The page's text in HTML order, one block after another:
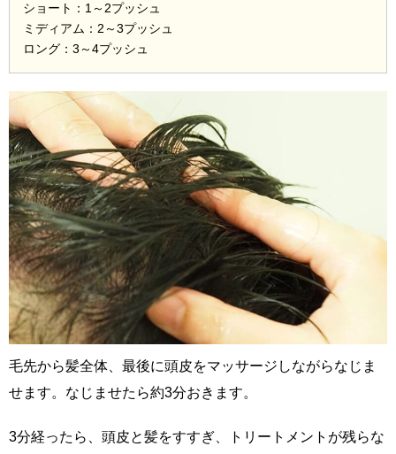
ショート：1～2プッシュ
ミディアム：2～3プッシュ
ロング：3～4プッシュ
毛先から髪全体、最後に頭皮をマッサージしながらなじま
せます。なじませたら約3分おきます。
3分経ったら、頭皮と髪をすすぎ、トリートメントが残らな